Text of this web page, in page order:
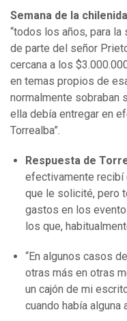
Semana de la
“todos los años, para
de parte del señor
cercana a los
en temas propios de
normalmente sobraban
ella debía entregar en
Torrealba”.
Respuesta de
efectivamente recibí
que le solicité, pero
gastos en los
los que,
“En algunos casos
otras más en otras
un cajón de mi
cuando había alguna